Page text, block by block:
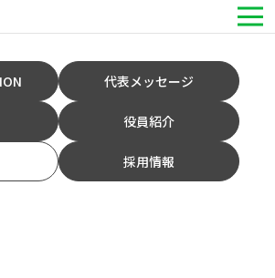
代表メッセージ
役員紹介
採用情報